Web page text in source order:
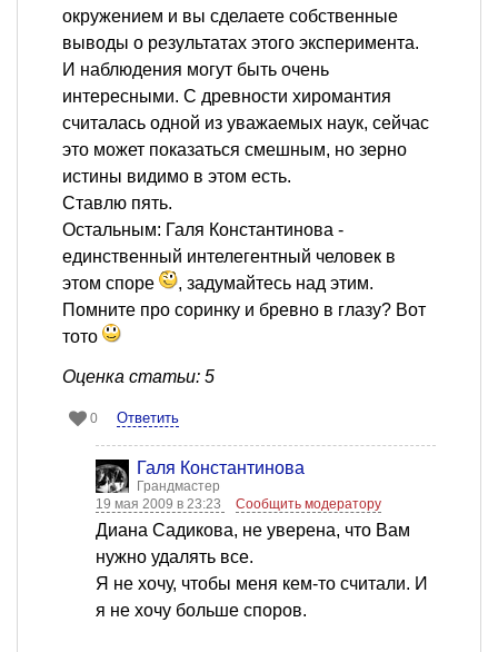
окружением и вы сделаете собственные
выводы о результатах этого эксперимента.
И наблюдения могут быть очень
интересными. С древности хиромантия
считалась одной из уважаемых наук, сейчас
это может показаться смешным, но зерно
истины видимо в этом есть.
Ставлю пять.
Остальным: Галя Константинова -
единственный интелегентный человек в
этом споре
, задумайтесь над этим.
Помните про соринку и бревно в глазу? Вот
тото
Оценка статьи: 5
0 Ответить
Галя Константинова
Грандмастер
19 мая 2009 в 23:23
Сообщить модератору
Диана Садикова, не уверена, что Вам
нужно удалять все.
Я не хочу, чтобы меня кем-то считали. И
я не хочу больше споров.